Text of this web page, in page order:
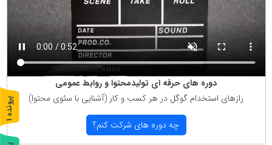
دوره های حرفه ای تولیدمحتوا و روابط عمومی
رازهای استخدام گوگل در هر كسب و كار (آشنایی با سئوی محتوا)
چه دوره های شركت كنم؟
پ
ر
و
ن
د
ه
1